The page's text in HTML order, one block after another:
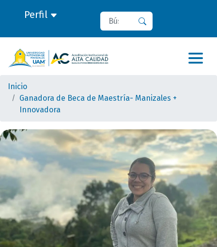
Perfil Buscar
Inicio
Ganadora de Beca de Maestría- Manizales +
Innovadora